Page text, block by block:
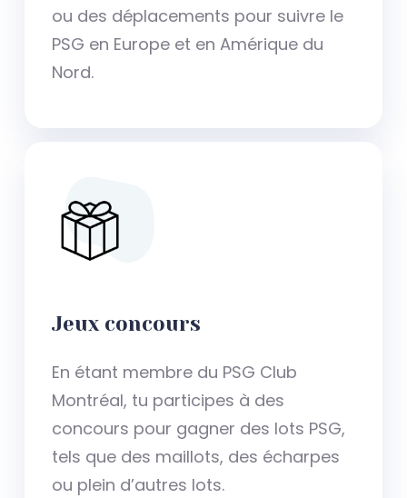
ou des déplacements pour suivre le
PSG en Europe et en Amérique du
Nord.
Jeux concours
En étant membre du PSG Club
Montréal, tu participes à des
concours pour gagner des lots PSG,
tels que des maillots, des écharpes
ou plein d’autres lots.